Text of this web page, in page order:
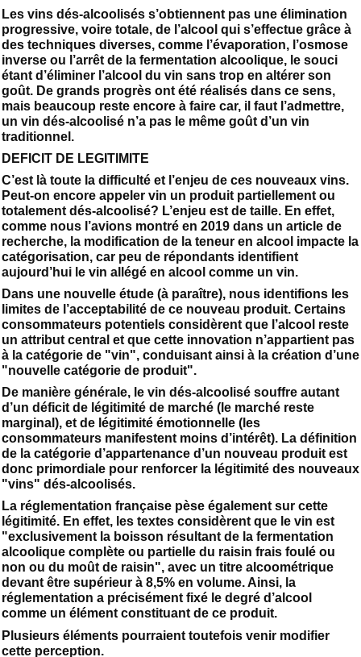
Les vins dés-alcoolisés s’obtiennent pas une élimination
progressive, voire totale, de l’alcool qui s’effectue grâce à
des techniques diverses, comme l’évaporation, l’osmose
inverse ou l’arrêt de la fermentation alcoolique, le souci
étant d’éliminer l’alcool du vin sans trop en altérer son
goût. De grands progrès ont été réalisés dans ce sens,
mais beaucoup reste encore à faire car, il faut l’admettre,
un vin dés-alcoolisé n’a pas le même goût d’un vin
traditionnel.
DEFICIT DE LEGITIMITE
C’est là toute la difficulté et l’enjeu de ces nouveaux vins.
Peut-on encore appeler vin un produit partiellement ou
totalement dés-alcoolisé? L’enjeu est de taille. En effet,
comme nous l’avions montré en 2019 dans un article de
recherche, la modification de la teneur en alcool impacte la
catégorisation, car peu de répondants identifient
aujourd’hui le vin allégé en alcool comme un vin.
Dans une nouvelle étude (à paraître), nous identifions les
limites de l’acceptabilité de ce nouveau produit. Certains
consommateurs potentiels considèrent que l’alcool reste
un attribut central et que cette innovation n’appartient pas
à la catégorie de "vin", conduisant ainsi à la création d’une
"nouvelle catégorie de produit".
De manière générale, le vin dés-alcoolisé souffre autant
d’un déficit de légitimité de marché (le marché reste
marginal), et de légitimité émotionnelle (les
consommateurs manifestent moins d’intérêt). La définition
de la catégorie d’appartenance d’un nouveau produit est
donc primordiale pour renforcer la légitimité des nouveaux
"vins" dés-alcoolisés.
La réglementation française pèse également sur cette
légitimité. En effet, les textes considèrent que le vin est
"exclusivement la boisson résultant de la fermentation
alcoolique complète ou partielle du raisin frais foulé ou
non ou du moût de raisin", avec un titre alcoométrique
devant être supérieur à 8,5% en volume. Ainsi, la
réglementation a précisément fixé le degré d’alcool
comme un élément constituant de ce produit.
Plusieurs éléments pourraient toutefois venir modifier
cette perception.